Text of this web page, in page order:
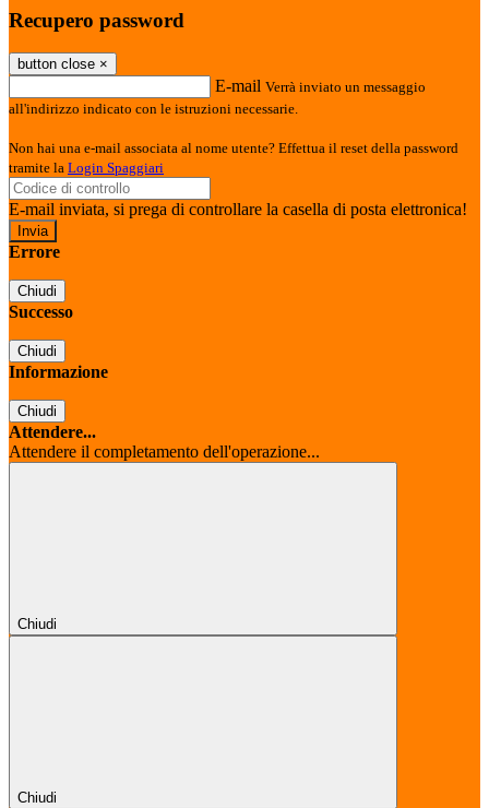
Recupero password
button close ×
E-mail Verrà inviato un messaggio
all'indirizzo indicato con le istruzioni necessarie.
Non hai una e-mail associata al nome utente? Effettua il reset della password
tramite la Login Spaggiari
E-mail inviata, si prega di controllare la casella di posta elettronica!
Errore
Chiudi
Successo
Chiudi
Informazione
Chiudi
Attendere...
Attendere il completamento dell'operazione...
Chiudi
Chiudi